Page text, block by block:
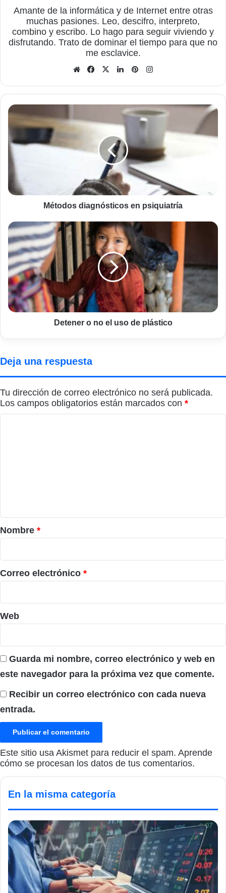
Amante de la informática y de Internet entre otras
muchas pasiones. Leo, descifro, interpreto,
combino y escribo. Lo hago para seguir viviendo y
disfrutando. Trato de dominar el tiempo para que no
me esclavice.
Sitio
Facebook
X LinkedInPinterest
Métodos
diagnósticos
en
psiquiatría
Métodos diagnósticos en psiquiatría
Detener
o
no
el
uso
de
plástico
Detener o no el uso de plástico
Deja una respuesta
Tu dirección de correo electrónico no será publicada.
Los campos obligatorios están marcados con *
r
i
o
*
Nombre *
Correo electrónico *
Web
Guarda mi nombre, correo electrónico y web en
este navegador para la próxima vez que comente.
Recibir un correo electrónico con cada nueva
entrada.
Este sitio usa Akismet para reducir el spam. Aprende
cómo se procesan los datos de tus comentarios.
En la misma categoría